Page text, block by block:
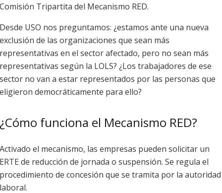
Comisión Tripartita del Mecanismo RED.
Desde USO nos preguntamos: ¿estamos ante una nueva
exclusión de las organizaciones que sean más
representativas en el sector afectado, pero no sean más
representativas según la LOLS? ¿Los trabajadores de ese
sector no van a estar representados por las personas que
eligieron democráticamente para ello?
¿Cómo funciona el Mecanismo RED?
Activado el mecanismo, las empresas pueden solicitar un
ERTE de reducción de jornada o suspensión. Se regula el
procedimiento de concesión que se tramita por la autoridad
laboral.